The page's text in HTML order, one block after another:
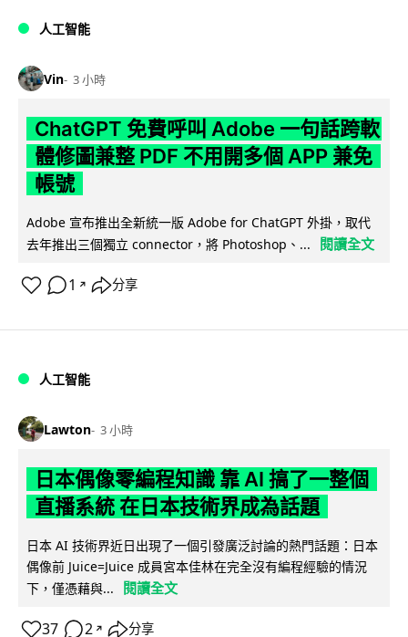
人工智能
Vin 3 小時
ChatGPT 免費呼叫 Adobe 一句話跨軟
體修圖兼整 PDF 不用開多個 APP 兼免
帳號
Adobe 宣布推出全新統一版 Adobe for ChatGPT 外掛，取代
去年推出三個獨立 connector，將 Photoshop、...
閱讀全文
1 ↗ 分享
人工智能
Lawton 3 小時
日本偶像零編程知識 靠 AI 搞了一整個
直播系統 在日本技術界成為話題
日本 AI 技術界近日出現了一個引發廣泛討論的熱門話題：日本
偶像前 Juice=Juice 成員宮本佳林在完全沒有編程經驗的情況
下，僅憑藉與...
閱讀全文
37 2 ↗ 分享